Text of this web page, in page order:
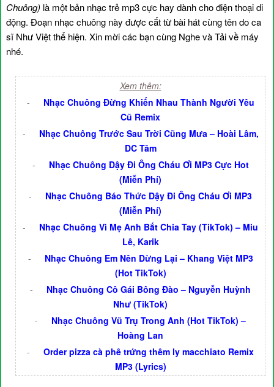
Chuông) là một bản nhạc trẻ mp3 cực hay dành cho điện thoại di
động. Đoạn nhạc chuông này được cắt từ bài hát cùng tên do ca
sĩ Như Việt thể hiện. Xin mời các bạn cùng Nghe và Tải về máy
nhé.
Xem thêm:
-
Nhạc Chuông Đừng Khiến Nhau Thành Người Yêu
Cũ Remix
-
Nhạc Chuông Trước Sau Trời Cũng Mưa – Hoài Lâm,
DC Tâm
-
Nhạc Chuông Dậy Đi Ông Cháu Ơi MP3 Cực Hot
(Miễn Phí)
-
Nhạc Chuông Báo Thức Dậy Đi Ông Cháu Ơi MP3
(Miễn Phí)
-
Nhạc Chuông Vì Mẹ Anh Bắt Chia Tay (TikTok) – Miu
Lê, Karik
-
Nhạc Chuông Em Nên Dừng Lại – Khang Việt MP3
(Hot TikTok)
-
Nhạc Chuông Cô Gái Bông Đào – Nguyễn Huỳnh
Như (TikTok)
-
Nhạc Chuông Vũ Trụ Trong Anh (Hot TikTok) –
Hoàng Lan
-
Order pizza cà phê trứng thêm ly macchiato Remix
MP3 (Lyrics)